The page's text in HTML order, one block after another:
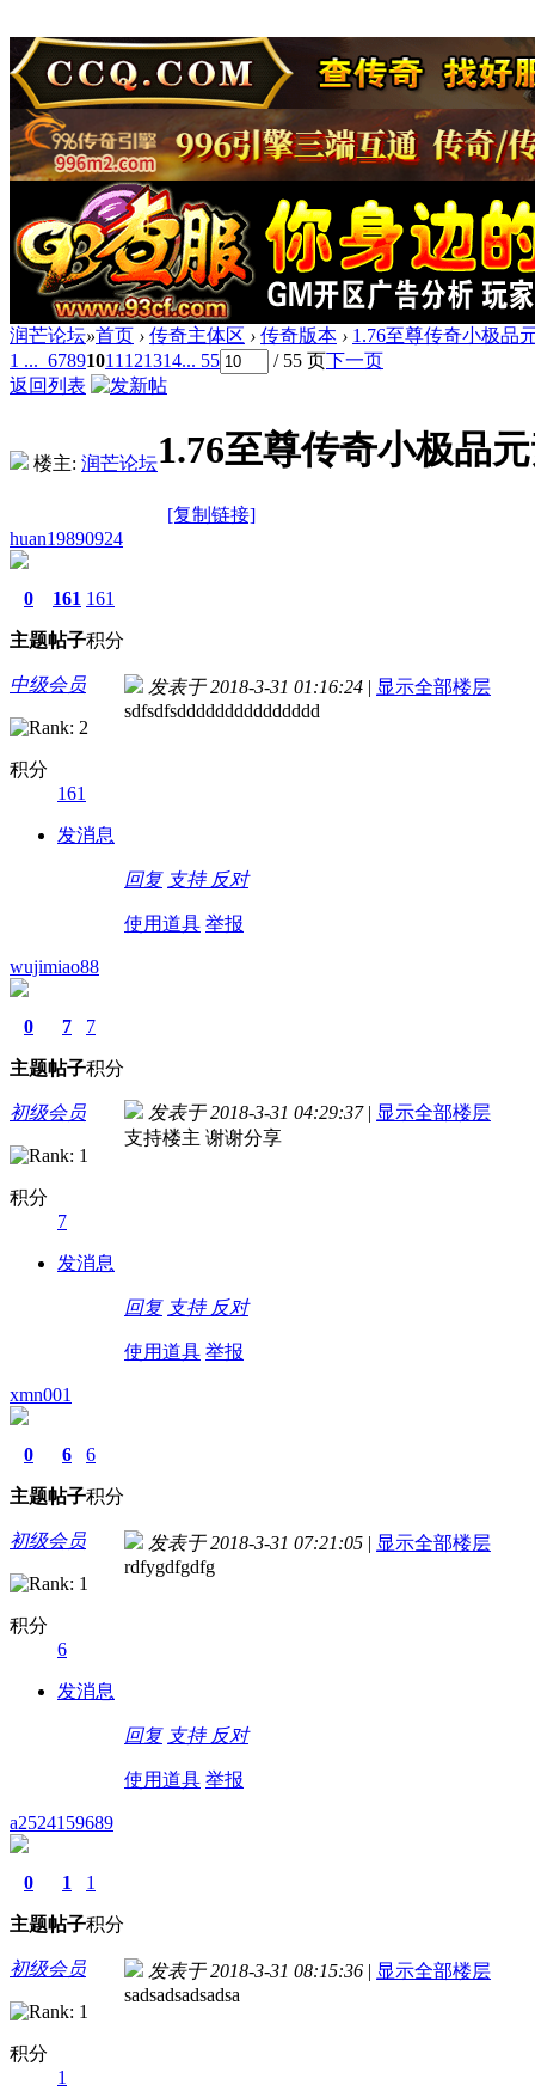
润芒论坛»首页 › 传奇主体区 › 传奇版本 › 1.76至尊传奇小极品
1 ... 67891011 121314... 55 / 55 页下一页
返回列表
楼主: 润芒论坛1.76至尊传奇小极品
[复制链接]
huan19890924
0
主题
161
帖子
161
积分
中级会员
积分
161
发消息
发表于 2018-3-31 01:16:24 | 显示全部楼层
sdfsdfsddddddddddddddd
回复 支持 反对
使用道具 举报
wujimiao88
0
主题
7
帖子
7
积分
初级会员
积分
7
发消息
发表于 2018-3-31 04:29:37 | 显示全部楼层
支持楼主 谢谢分享
回复 支持 反对
使用道具 举报
xmn001
0
主题
6
帖子
6
积分
初级会员
积分
6
发消息
发表于 2018-3-31 07:21:05 | 显示全部楼层
rdfygdfgdfg
回复 支持 反对
使用道具 举报
a2524159689
0
主题
1
帖子
1
积分
初级会员
积分
1
发表于 2018-3-31 08:15:36 | 显示全部楼层
sadsadsadsadsa